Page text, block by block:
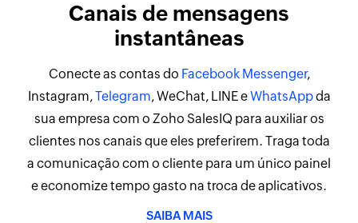
Canais de mensagens
instantâneas
Conecte as contas do Facebook Messenger,
Instagram,Telegram, WeChat, LINE eWhatsAppda
sua empresa com o Zoho SalesIQ para auxiliar os
clientes nos canais que eles preferirem. Traga toda
a comunicação com o cliente para um único painel
e economize tempo gasto na troca de aplicativos.
SAIBA MAIS